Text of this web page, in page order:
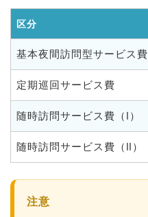
区分
基本夜間訪問型サービス費
定期巡回サービス費
随時訪問サービス費（Ⅰ）
随時訪問サービス費（Ⅱ）
注意